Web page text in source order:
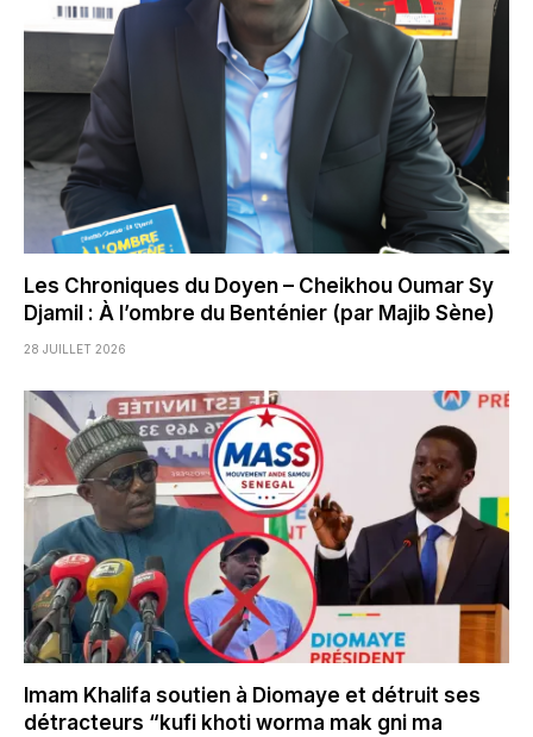
Les Chroniques du Doyen – Cheikhou Oumar Sy
Djamil : À l’ombre du Benténier (par Majib Sène)
28 JUILLET 2026
Imam Khalifa soutien à Diomaye et détruit ses
détracteurs “kufi khoti worma mak gni ma